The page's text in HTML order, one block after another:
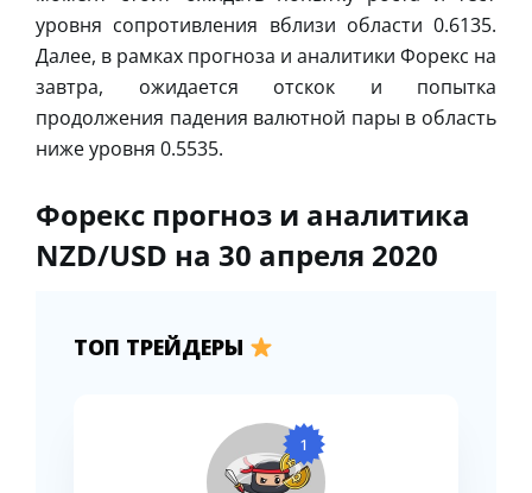
уровня сопротивления вблизи области 0.6135.
Далее, в рамках прогноза и аналитики Форекс на
завтра, ожидается отскок и попытка
продолжения падения валютной пары в область
ниже уровня 0.5535.
Форекс прогноз и аналитика
NZD/USD на 30 апреля 2020
ТОП ТРЕЙДЕРЫ
1